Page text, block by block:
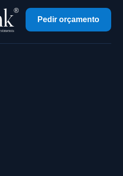
Pedir orçamento